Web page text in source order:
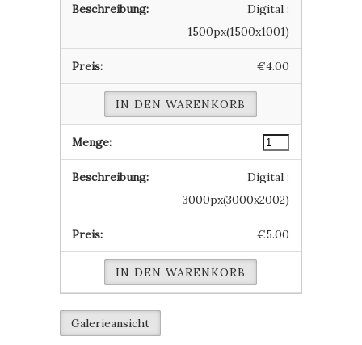
Digital :
1500px(1500x1001)
€4.00
IN DEN WARENKORB
Digital :
3000px(3000x2002)
€5.00
IN DEN WARENKORB
Galerieansicht